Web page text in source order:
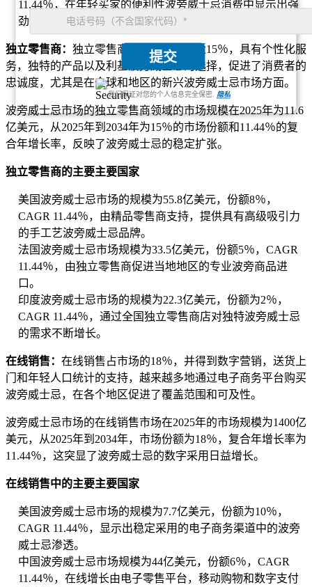
提交
我们保证对您的个人信息完全保密. 隐私
11.44％，在年轻买家的便利性波旁威士忌消费中显示出强
劲的增长。
独立零售商： 独立零售商占市场份额的近15％，具有个性化服
务，独特的产品以及利基波旁威士忌的选择，促进了消费者的
忠诚度，尤其是在全球和地区的新兴波旁威士忌市场方面。
波旁威士忌市场的独立零售商领域的市场规模在2025年为11.6
亿美元，从2025年到2034年为15％的市场份额和11.44％的复
合年增长率，反映了波旁威士忌的稳定扩张。
独立零售商的主要主要国家
美国波旁威士忌市场的规模为55.8亿美元，份额8％，
CAGR 11.44％，由精品零售商支持，提供具有高级吸引力
的手工艺波旁威士忌品牌。
法国波旁威士忌市场规模为33.5亿美元，份额5％，CAGR
11.44％，由独立零售商促进当地地区的专业波旁商品进
口。
印度波旁威士忌市场的规模为22.3亿美元，份额为2％，
CAGR 11.44％，通过全国独立零售商店对独特波旁威士忌
的需求不断增长。
在线销售： 在线销售占市场的18％，并得到数字营销，送货上
门和年轻人口统计的支持，越来越多地通过电子商务平台购买
波旁威士忌，在各个地区促进了覆盖范围和可及性。
波旁威士忌市场的在线销售市场在2025年的市场规模为1400亿
美元，从2025年到2034年，市场份额为18％，复合年增长率为
11.44％，这突显了波旁威士忌的数字采用日益增长。
在线销售中的主要主要国家
美国波旁威士忌市场的规模为7.7亿美元，份额为10％，
CAGR 11.44％，显示出稳定采用的电子商务渠道中的波旁
威士忌渗透。
中国波旁威士忌市场规模为44亿美元，份额6％，CAGR
11.44％，在线增长由电子零售平台，移动购物和数字支付